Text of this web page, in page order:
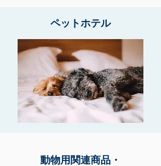
ペットホテル
動物用関連商品・